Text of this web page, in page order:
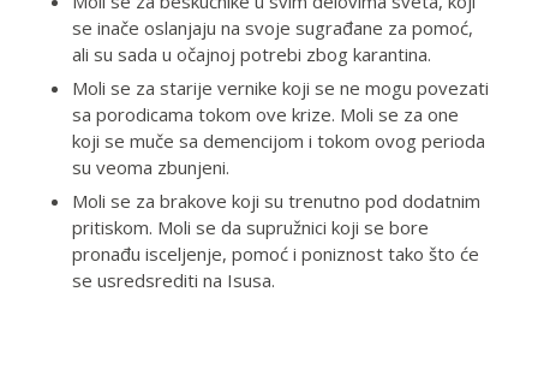
se inače oslanjaju na svoje sugrađane za pomoć,
ali su sada u očajnoj potrebi zbog karantina.
Moli se za starije vernike koji se ne mogu povezati
sa porodicama tokom ove krize. Moli se za one
koji se muče sa demencijom i tokom ovog perioda
su veoma zbunjeni.
Moli se za brakove koji su trenutno pod dodatnim
pritiskom. Moli se da supružnici koji se bore
pronađu iscelјenje, pomoć i poniznost tako što će
se usredsrediti na Isusa.